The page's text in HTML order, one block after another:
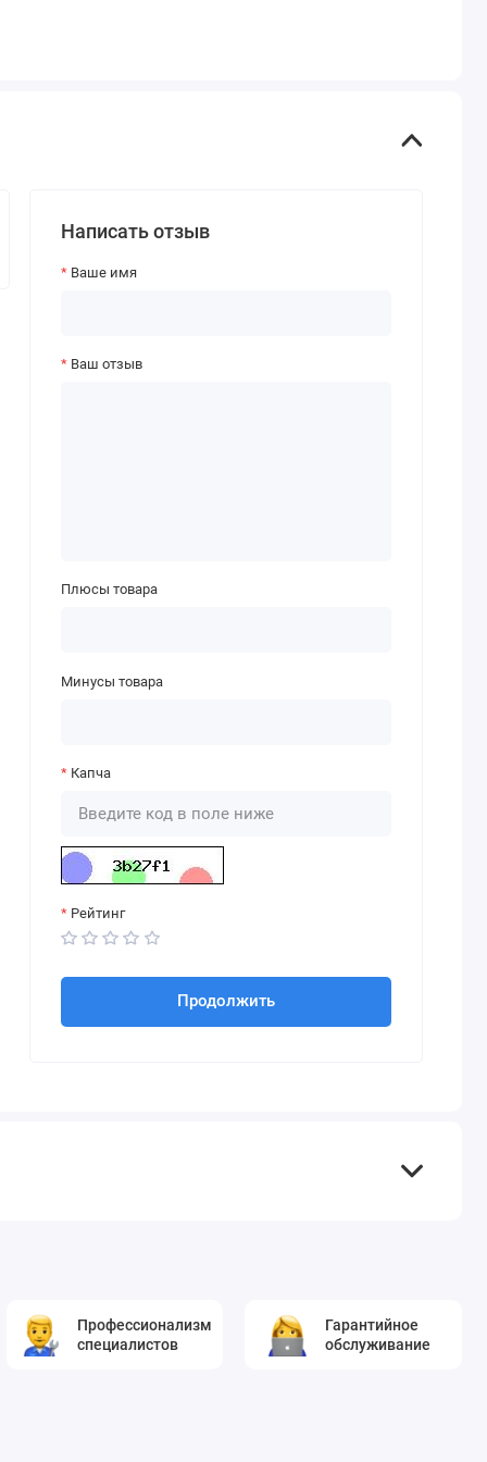
Написать отзыв
Ваше имя
Ваш отзыв
Плюсы товара
Минусы товара
Капча
Рейтинг
Продолжить
Профессионализм
специалистов
Гарантийное
обслуживание